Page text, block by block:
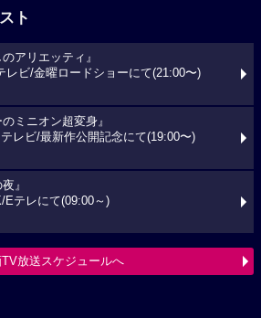
ト
のアリエッティ』
レビ/金曜ロードショーにて(21:00〜)
のミニオン超変身』
レビ/最新作公開記念にて(19:00〜)
』
Eテレにて(09:00～)
放送スケジュールへ